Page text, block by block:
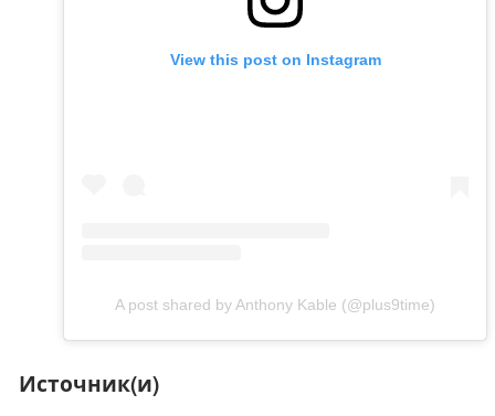
View this post on Instagram
A post shared by Anthony Kable (@plus9time)
Источник(и)